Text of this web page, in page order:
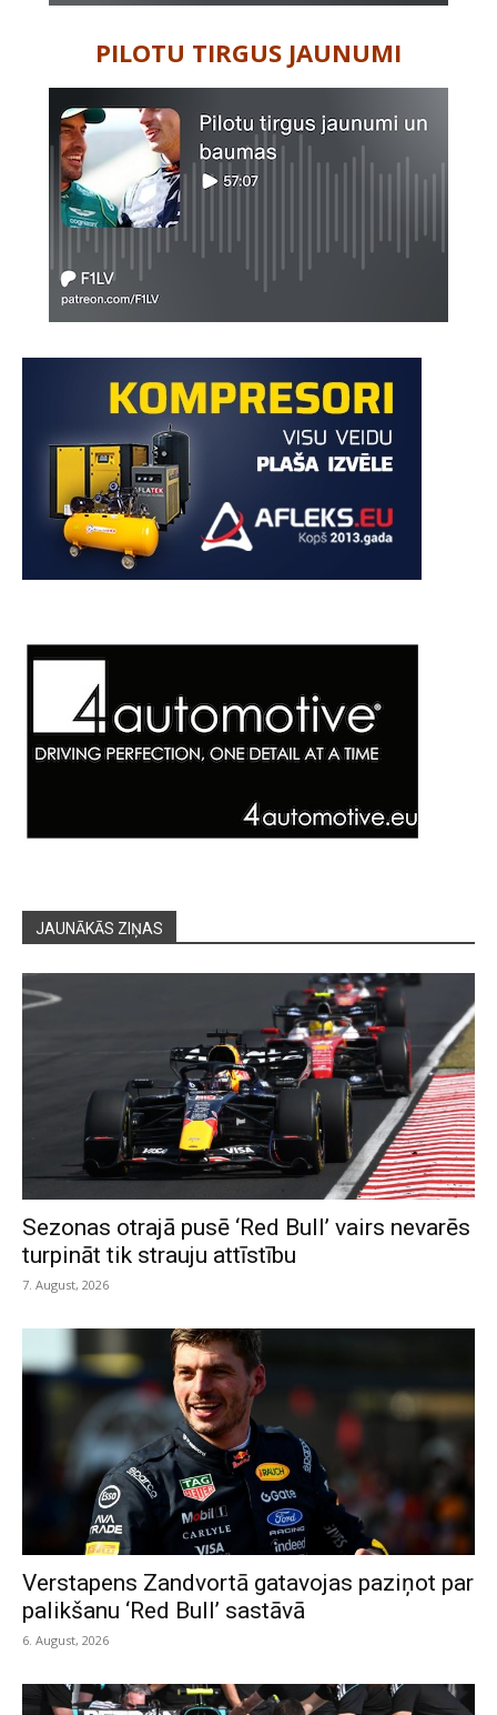
PILOTU TIRGUS JAUNUMI
JAUNĀKĀS ZIŅAS
Sezonas otrajā pusē ‘Red Bull’ vairs nevarēs
turpināt tik strauju attīstību
7. August, 2026
Verstapens Zandvortā gatavojas paziņot par
palikšanu ‘Red Bull’ sastāvā
6. August, 2026